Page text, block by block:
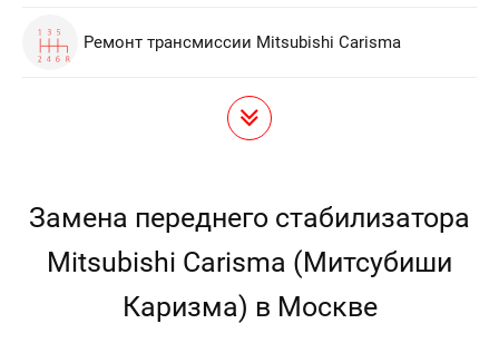
Ремонт трансмиссии Mitsubishi Carisma
Замена переднего стабилизатора
Mitsubishi Carisma (Митсубиши
Каризма) в Москве